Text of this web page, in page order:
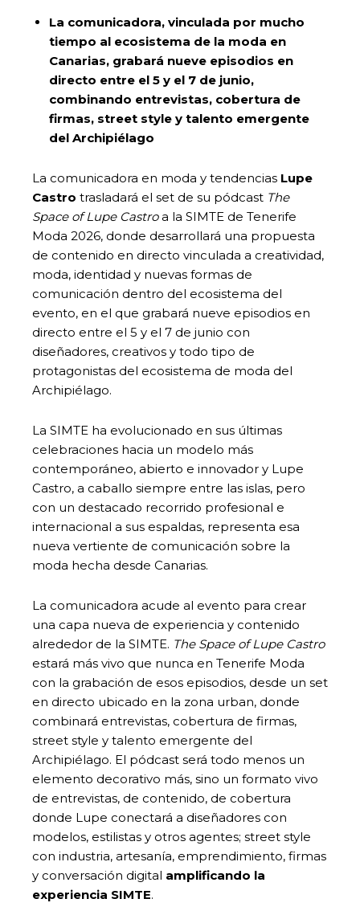
La comunicadora, vinculada por mucho
tiempo al ecosistema de la moda en
Canarias, grabará nueve episodios en
directo entre el 5 y el 7 de junio,
combinando entrevistas, cobertura de
firmas, street style y talento emergente
del Archipiélago
La comunicadora en moda y tendencias Lupe
Castro trasladará el set de su pódcast The
Space of Lupe Castroa la SIMTE de Tenerife
Moda 2026, donde desarrollará una propuesta
de contenido en directo vinculada a creatividad,
moda, identidad y nuevas formas de
comunicación dentro del ecosistema del
evento, en el que grabará nueve episodios en
directo entre el 5 y el 7 de junio con
diseñadores, creativos y todo tipo de
protagonistas del ecosistema de moda del
Archipiélago.
La SIMTE ha evolucionado en sus últimas
celebraciones hacia un modelo más
contemporáneo, abierto e innovador y Lupe
Castro, a caballo siempre entre las islas, pero
con un destacado recorrido profesional e
internacional a sus espaldas, representa esa
nueva vertiente de comunicación sobre la
moda hecha desde Canarias.
La comunicadora acude al evento para crear
una capa nueva de experiencia y contenido
alrededor de la SIMTE. The Space of Lupe Castro
estará más vivo que nunca en Tenerife Moda
con la grabación de esos episodios, desde un set
en directo ubicado en la zona urban, donde
combinará entrevistas, cobertura de firmas,
street style y talento emergente del
Archipiélago. El pódcast será todo menos un
elemento decorativo más, sino un formato vivo
de entrevistas, de contenido, de cobertura
donde Lupe conectará a diseñadores con
modelos, estilistas y otros agentes; street style
con industria, artesanía, emprendimiento, firmas
y conversación digital amplificando la
experiencia SIMTE.